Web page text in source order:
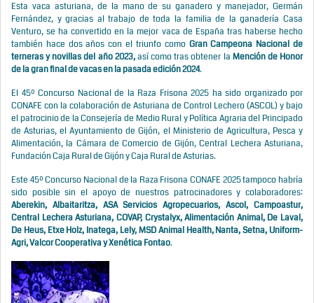
Esta vaca asturiana, de la mano de su ganadero y manejador, Germán
Fernández, y gracias al trabajo de toda la familia de la ganadería Casa
Venturo, se ha convertido en la mejor vaca de España tras haberse hecho
también hace dos años con el triunfo como Gran Campeona Nacional de
terneras y novillas del año 2023,así como tras obtener la Mención de Honor
de la gran final de vacas en la pasada edición 2024.
El 45º Concurso Nacional de la Raza Frisona 2025 ha sido organizado por
CONAFE con la colaboración de Asturiana de Control Lechero (ASCOL) y bajo
el patrocinio de la Consejería de Medio Rural y Política Agraria del Principado
de Asturias, el Ayuntamiento de Gijón, el Ministerio de Agricultura, Pesca y
Alimentación, la Cámara de Comercio de Gijón, Central Lechera Asturiana,
Fundación Caja Rural de Gijón y Caja Rural de Asturias.
Este 45º Concurso Nacional de la Raza Frisona CONAFE 2025 tampoco habría
sido posible sin el apoyo de nuestros patrocinadores y colaboradores:
Aberekin, Albaitaritza, ASA Servicios Agropecuarios, Ascol, Campoastur,
Central Lechera Asturiana, COVAP, Crystalyx, Alimentación Animal, De Laval,
De Heus, Etxe Holz, Inatega, Lely, MSD Animal Health, Nanta, Setna, Uniform-
Agri, Valcor Cooperativa y Xenética Fontao.